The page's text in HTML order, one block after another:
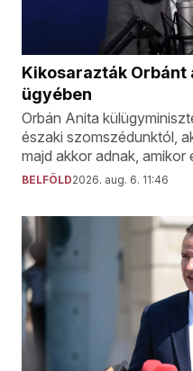
Kikosarazták Orbánt
ügyében
Orbán Anita
északi szomszédunktól,
majd akkor adnak, amikor
BELFÖLD2026. aug. 6. 11:46